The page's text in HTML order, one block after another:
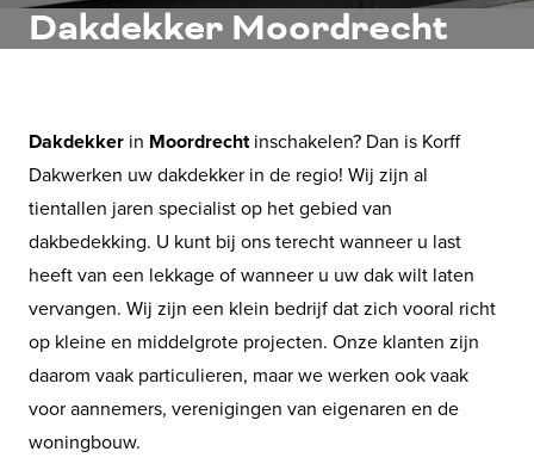
Dakdekker Moordrecht
Dakdekker in Moordrechtinschakelen? Dan is Korff
Dakwerken uw dakdekker in de regio! Wij zijn al
tientallen jaren specialist op het gebied van
dakbedekking. U kunt bij ons terecht wanneer u last
heeft van een lekkage of wanneer u uw dak wilt laten
vervangen. Wij zijn een klein bedrijf dat zich vooral richt
op kleine en middelgrote projecten. Onze klanten zijn
daarom vaak particulieren, maar we werken ook vaak
voor aannemers, verenigingen van eigenaren en de
woningbouw.